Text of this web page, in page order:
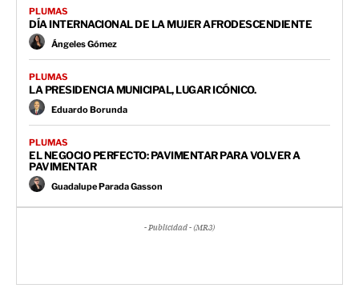
PLUMAS
DÍA INTERNACIONAL DE LA MUJER AFRODESCENDIENTE
Ángeles Gómez
PLUMAS
LA PRESIDENCIA MUNICIPAL, LUGAR ICÓNICO.
Eduardo Borunda
PLUMAS
EL NEGOCIO PERFECTO: PAVIMENTAR PARA VOLVER A
PAVIMENTAR
Guadalupe Parada Gasson
- Publicidad - (MR3)